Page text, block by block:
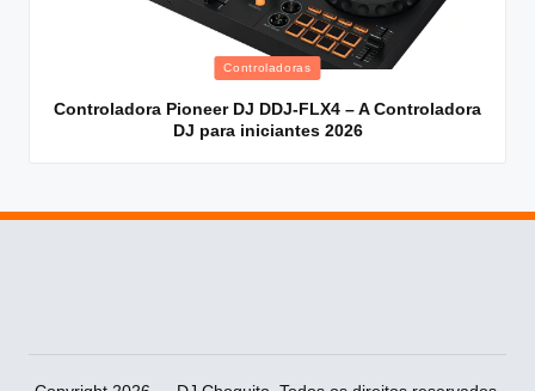
Posted
Controladoras
Controladora Pioneer DJ DDJ-FLX4 – A Controladora
DJ para iniciantes 2026